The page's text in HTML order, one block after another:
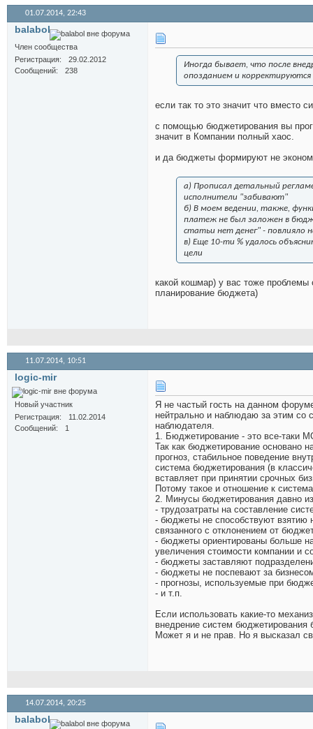
01.07.2014, 22:43
balabol
Член сообщества
Регистрация
29.02.2012
Сообщений
238
Иногда бывает, что после
опозданием и корректируются
если так то это значит что вместо
с помощью бюджетирования вы
значит в Компании полный хаос.
и да бюджеты формируют не
а) Прописал детальный
исполнители "забивают"
б) В моем ведении, также,
платеж не был заложен в
статьи нет денег" - повлияло
в) Еще 10-ти % удалось
цели
какой кошмар) у вас тоже
планирование бюджета)
11.07.2014, 10:51
logic-mir
Новый участник
Регистрация
11.02.2014
Сообщений
1
Я не частый гость на данном
нейтрально и наблюдаю за этим со
наблюдателя.
1. Бюджетирование - это все-таки
Так как бюджетирование основано
прогноз, стабильное поведение
система бюджетирования (в
вставляет при принятии срочных
Потому такое и отношение к
2. Минусы бюджетирования давно
- трудозатраты на составление
- бюджеты не способствуют взятию
связанного с отклонением от
- бюджеты ориентированы больше
увеличения стоимости компании и
- бюджеты заставляют
- бюджеты не поспевают за
- прогнозы, используемые при
- и т.п.
Если использовать какие-то
внедрение систем бюджетирования
Может я и не прав. Но я высказал
14.07.2014, 20:25
balabol